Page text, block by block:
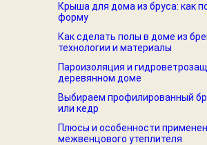
Крыша для дома из бруса: как
форму
Как сделать полы в доме из
технологии и материалы
Пароизоляция и
деревянном доме
Выбираем профилированный
или кедр
Плюсы и особенности
межвенцового утеплителя